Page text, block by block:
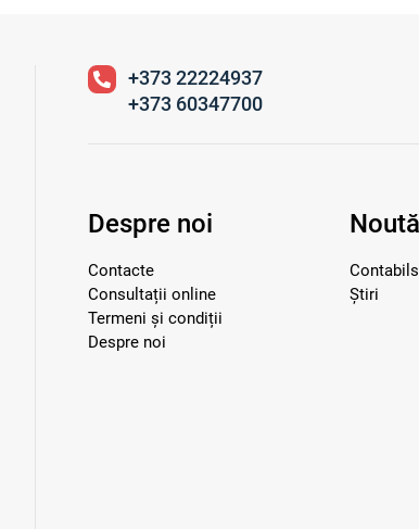
+373 22224937
+373 60347700
Despre noi
Contacte
Consultații online
Termeni și condiții
Despre noi
Știri